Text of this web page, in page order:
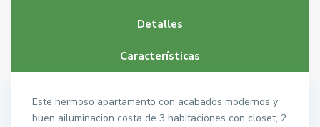
Detalles
Características
Este hermoso apartamento con acabados modernos y
buen ailuminacion costa de 3 habitaciones con closet, 2